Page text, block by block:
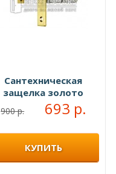
Сантехническая
защелка золото
900 р. 693 р.
КУПИТЬ